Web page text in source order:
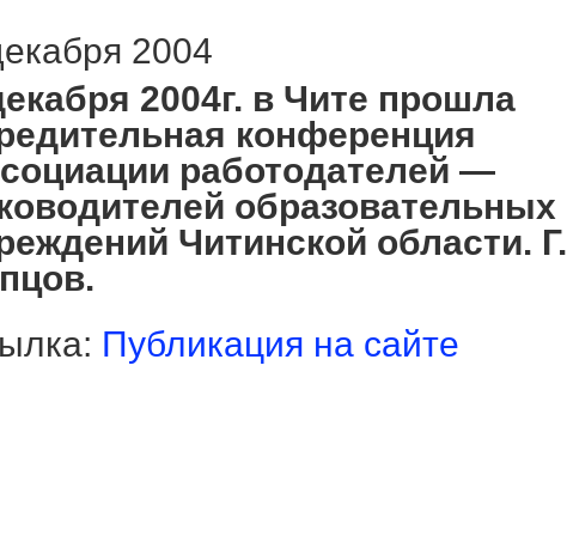
2004
2004г. в Чите прошла
конференция
работодателей —
образовательных
Читинской области. Г.
Публикация на сайте